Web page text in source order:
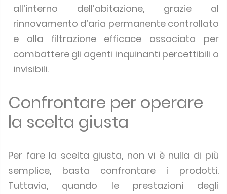
all’interno dell’abitazione, grazie al
rinnovamento d’aria permanente controllato
e alla filtrazione efficace associata per
combattere gli agenti inquinanti percettibili o
invisibili.
Confrontare per operare
la scelta giusta
Per fare la scelta giusta, non vi è nulla di più
semplice, basta confrontare i prodotti.
Tuttavia, quando le prestazioni degli